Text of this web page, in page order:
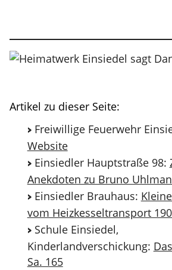
Artikel zu dieser Seite:
Freiwillige Feuerwehr
Website
Einsiedler Hauptstraße 98:
Anekdoten zu Bruno
Einsiedler Brauhaus:
vom Heizkesseltransport
Schule Einsiedel,
Kinderlandverschickung:
Sa. 165